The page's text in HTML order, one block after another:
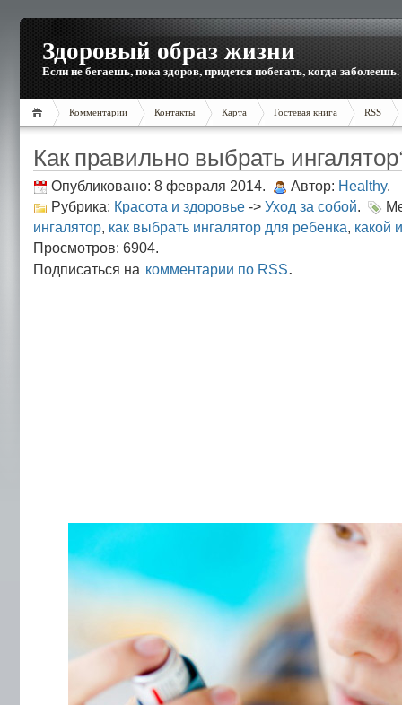
Здоровый образ жизни
Если не бегаешь, пока здоров, придется побегать, когда заболеешь.
Комментарии Контакты Карта Гостевая книга RSS
Как правильно выбрать
Опубликовано: 8 февраля 2014. Автор: Healthy.
Рубрика: Красота и здоровье -> Уход за собой.
ингалятор, как выбрать ингалятор для ребенка, какой
Просмотров: 6904.
Подписаться на комментарии по RSS.